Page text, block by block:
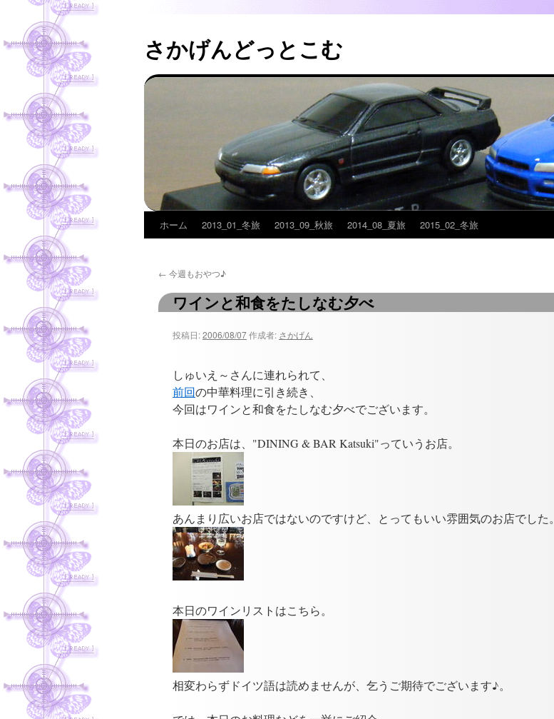
さかげんどっとこむ
テ
ン
ホーム 2013_01_冬旅 2013_09_秋旅 2014_08_夏旅 2015_02_冬旅
← 今週もおやつ♪
ワインと和食をたしなむ夕べ
投稿日:2006/08/07作成者: さかげん
しゅいえ～さんに連れられて、
前回の中華料理に引き続き、
今回はワインと和食をたしなむ夕べでございます。
本日のお店は、"DINING & BAR Katsuki"っていうお店。
あんまり広いお店ではないのですけど、とってもいい雰囲気のお店でした。
本日のワインリストはこちら。
相変わらずドイツ語は読めませんが、乞うご期待でございます♪。